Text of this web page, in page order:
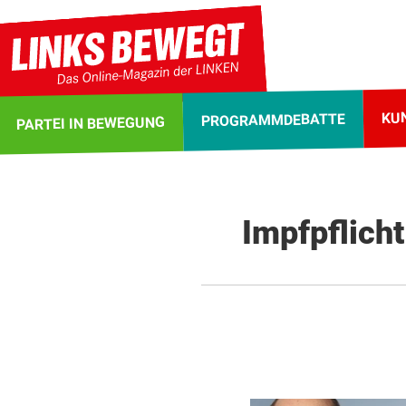
PARTEI IN BEWEGUNG PROGRAMMDEBATTE